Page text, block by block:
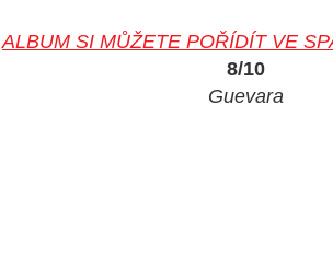
ALBUM SI MŮŽETE POŘÍDÍT VE
8/10
Guevara